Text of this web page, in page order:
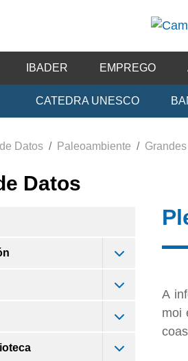
IBADER EMPREGO
CATEDRA UNESCO
Datos Paleoambiente
Datos
A
moi